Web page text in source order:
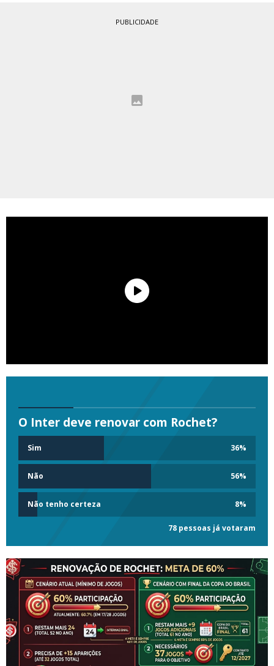
PUBLICIDADE
O Inter deve renovar com Rochet?
Sim 36%
Não 56%
Não tenho certeza 8%
78 pessoas já votaram